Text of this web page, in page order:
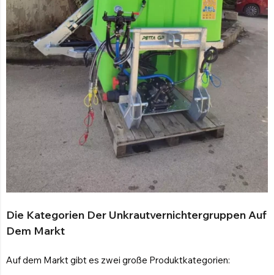
Die Kategorien Der Unkrautvernichtergruppen Auf
Dem Markt
Auf dem Markt gibt es zwei große Produktkategorien:
KOMPAKTES SPRÜHGERÄT
Kompaktes Sprühgerät
Schlepp Sprühgerät
Sprühkanone
Gegenläufiger Ventilator
Landwirtschaftliches Sprühen
Entdecken Sie die Produkte